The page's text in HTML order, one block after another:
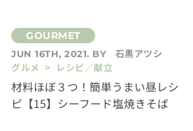
JUN 16TH, 2021. BY
石黒アツシ
グルメ > レシピ／献立
材料ほぼ３つ！簡単うまい昼レシ
ピ【15】シーフード塩焼きそば